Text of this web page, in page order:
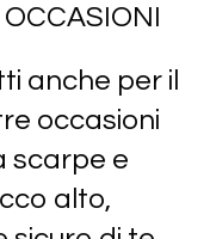
anche per il
occasioni
scarpe e
alto,